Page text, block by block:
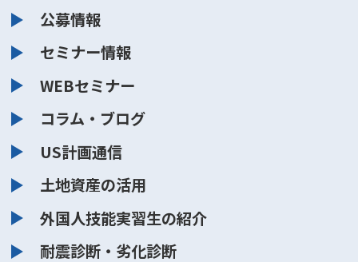
公募情報
セミナー情報
WEBセミナー
コラム・ブログ
US計画通信
土地資産の活用
外国人技能実習生の紹介
耐震診断・劣化診断